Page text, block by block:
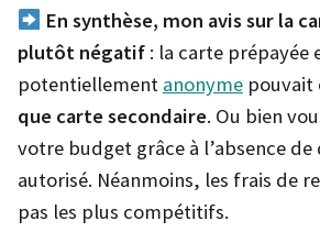
En synthèse, mon avis sur la
plutôt négatif : la carte prépayée
potentiellement anonyme pouvait
que carte secondaire. Ou bien
votre budget grâce à l’absence
autorisé. Néanmoins, les frais de
pas les plus compétitifs.